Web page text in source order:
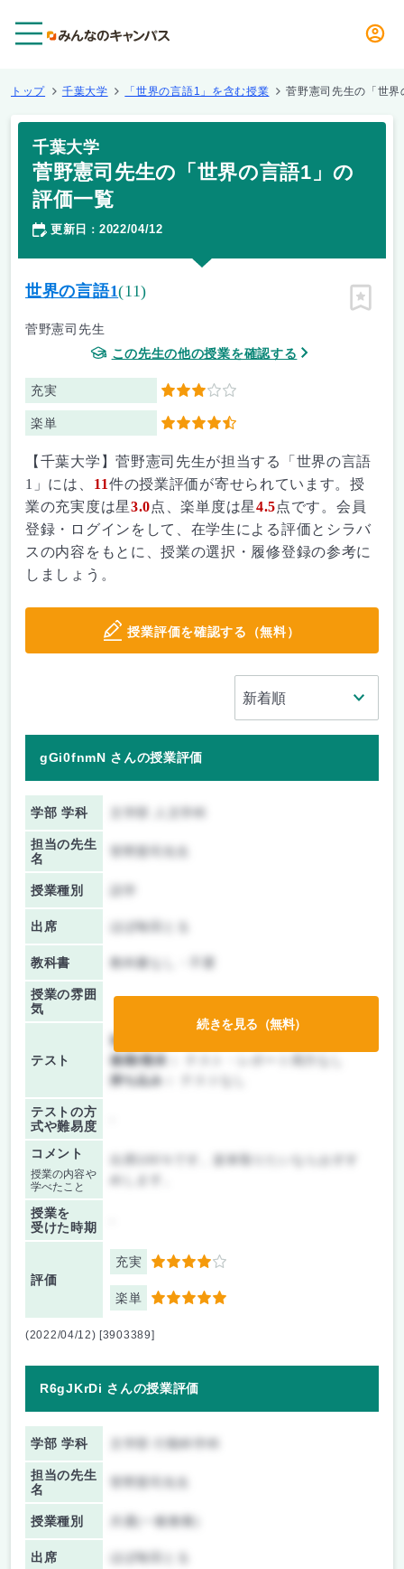
トップ 千葉大学 「世界の言語1」を含む授業 菅野憲司先生の「世
千葉大学
菅野憲司先生の「世界の言語1」の
評価一覧
更新日 ： 2022/04/12
世界の言語1(11)
菅野憲司先生
この先生の他の授業を確認する
充実 3
楽単 4.5
ピン留
【千葉大学】菅野憲司先生が担当する「世界の言語
1」には、 11件の授業評価が寄せられています。授
業の充実度は星3.0点、楽単度は星4.5点です。会員
登録・ログインをして、在学生による評価とシラバ
スの内容をもとに、授業の選択・履修登録の参考に
しましょう。
授業評価を確認する（無料）
gGi0fnmN さんの授業評価
学部 学科
担当の先生
名
授業種別
出席 ほぼ毎回とる
教科書 教科書なし・不要
授業の雰囲
気
テスト
前期/中間：
後期/期末：
持ち込み：
テストの方
式や難易度
コメント
授業の内容や
学べたこと
授業を
受けた時期
評価
充実 4
楽単 5
続きを見る（無料）
(2022/04/12) [3903389]
R6gJKrDi さんの授業評価
学部 学科
担当の先生
名
授業種別 共通(一般教養)
出席 ほぼ毎回とる